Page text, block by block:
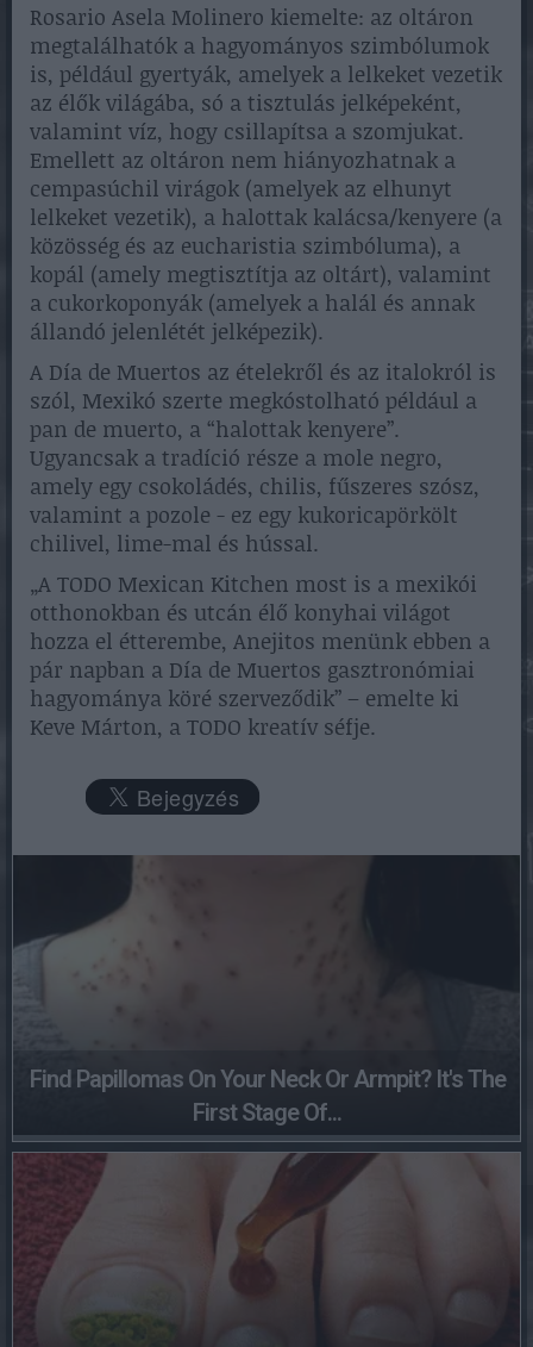
Rosario Asela Molinero kiemelte: az oltáron
megtalálhatók a hagyományos szimbólumok
is, például gyertyák, amelyek a lelkeket vezetik
az élők világába, só a tisztulás jelképeként,
valamint víz, hogy csillapítsa a szomjukat.
Emellett az oltáron nem hiányozhatnak a
cempasúchil virágok (amelyek az elhunyt
lelkeket vezetik), a halottak kalácsa/kenyere (a
közösség és az eucharistia szimbóluma), a
kopál (amely megtisztítja az oltárt), valamint
a cukorkoponyák (amelyek a halál és annak
állandó jelenlétét jelképezik).
A Día de Muertos az ételekről és az italokról is
szól, Mexikó szerte megkóstolható például a
pan de muerto, a “halottak kenyere”.
Ugyancsak a tradíció része a mole negro,
amely egy csokoládés, chilis, fűszeres szósz,
valamint a pozole - ez egy kukoricapörkölt
chilivel, lime-mal és hússal.
„A TODO Mexican Kitchen most is a mexikói
otthonokban és utcán élő konyhai világot
hozza el étterembe, Anejitos menünk ebben a
pár napban a Día de Muertos gasztronómiai
hagyománya köré szerveződik” – emelte ki
Keve Márton, a TODO kreatív séfje.
Find Papillomas On Your Neck Or Armpit? It's The
First Stage Of...